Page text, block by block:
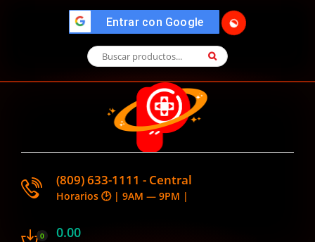
Entrar con Google 🌓
(809) 633-1111 - Central
Horarios 🕑 | 9AM — 9PM |
0 0.00